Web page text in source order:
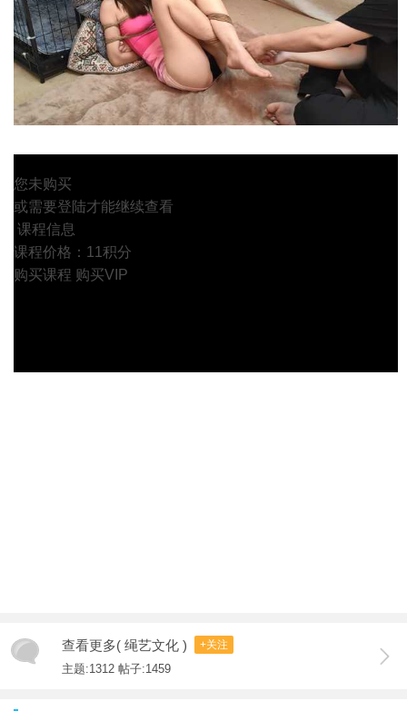
您未购买
或需要登陆才能继续查看
课程信息
课程价格：11积分
购买课程 购买VIP
查看更多( 绳艺文化 ) +关注
主题:1312 帖子:1459